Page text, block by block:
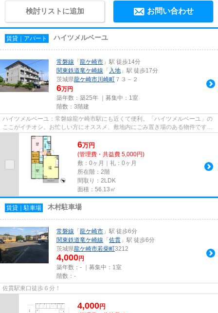
検討リストに追加 お問い合わせ
賃貸｜アパート ハイツメルベーユ
常磐線 「 龍ケ崎市 」駅 徒歩14分
関東鉄道竜ケ崎線 「 入地 」駅 徒歩17分
茨城県龍ケ崎市川崎町 ７３－２
6万円
築年数：築25年 ｜募集中： 1室
階数：3階建
ハイツメルベーユ：常磐線龍ケ崎市駅にも近くて便利。「ハイツメルベーユ」の
ここがイチオシ。お忙しい方にオススメ、敷地内にごみ置き場のある物件です。
こちらの物件はアパートです...
6万円
(管理費・共益費 5,000円)
敷：0ヶ月｜礼：0ヶ月
所在階：2階
間取り：2LDK
面積：56.13㎡
賃貸｜駐車場 木村駐車場
常磐線 「 龍ケ崎市 」駅 徒歩6分
関東鉄道竜ケ崎線 「 佐貫 」駅 徒歩6分
茨城県龍ケ崎市若柴町3212
4,000円
築年数：- ｜募集中： 1室
階数：-
佐貫駅東口徒歩６分！
4,000円